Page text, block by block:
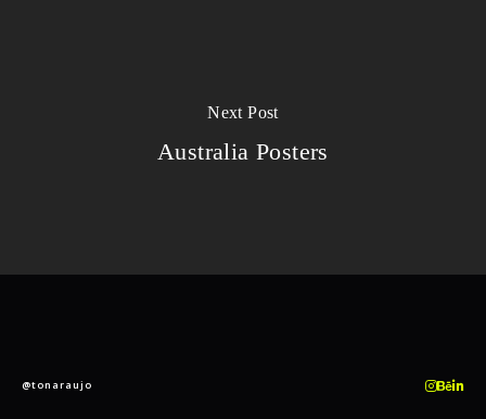
Next Post
Australia Posters
@tonaraujo